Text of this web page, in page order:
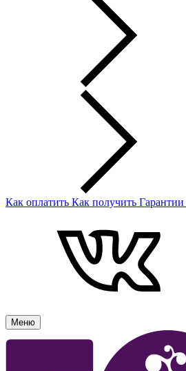
Как оплатить Как получить Гарантии
Меню